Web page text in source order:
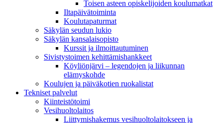
Toisen asteen opiskelijoiden koulumatkat
Iltapäivätoiminta
Koulutapaturmat
Säkylän seudun lukio
Säkylän kansalaisopisto
Kurssit ja ilmoittautuminen
Sivistystoimen kehittämishankkeet
Köyliönjärvi – legendojen ja liikunnan
elämyskohde
Koulujen ja päiväkotien ruokalistat
Tekniset palvelut
Kiinteistötoimi
Vesihuoltolaitos
Liittymishakemus vesihuoltolaitokseen ja